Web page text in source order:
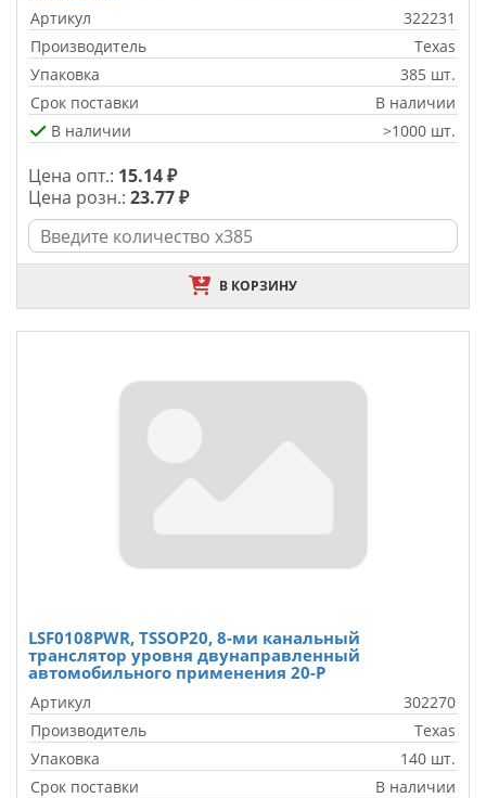
Артикул
322231
Производитель
Texas
Упаковка
385 шт.
Срок поставки
В наличии
В наличии
>1000 шт.
Цена опт.: 15.14 ₽
Цена розн.: 23.77 ₽
В КОРЗИНУ
LSF0108PWR, TSSOP20, 8-ми канальный
транслятор уровня двунаправленный
автомобильного применения 20-P
Артикул
302270
Производитель
Texas
Упаковка
140 шт.
Срок поставки
В наличии